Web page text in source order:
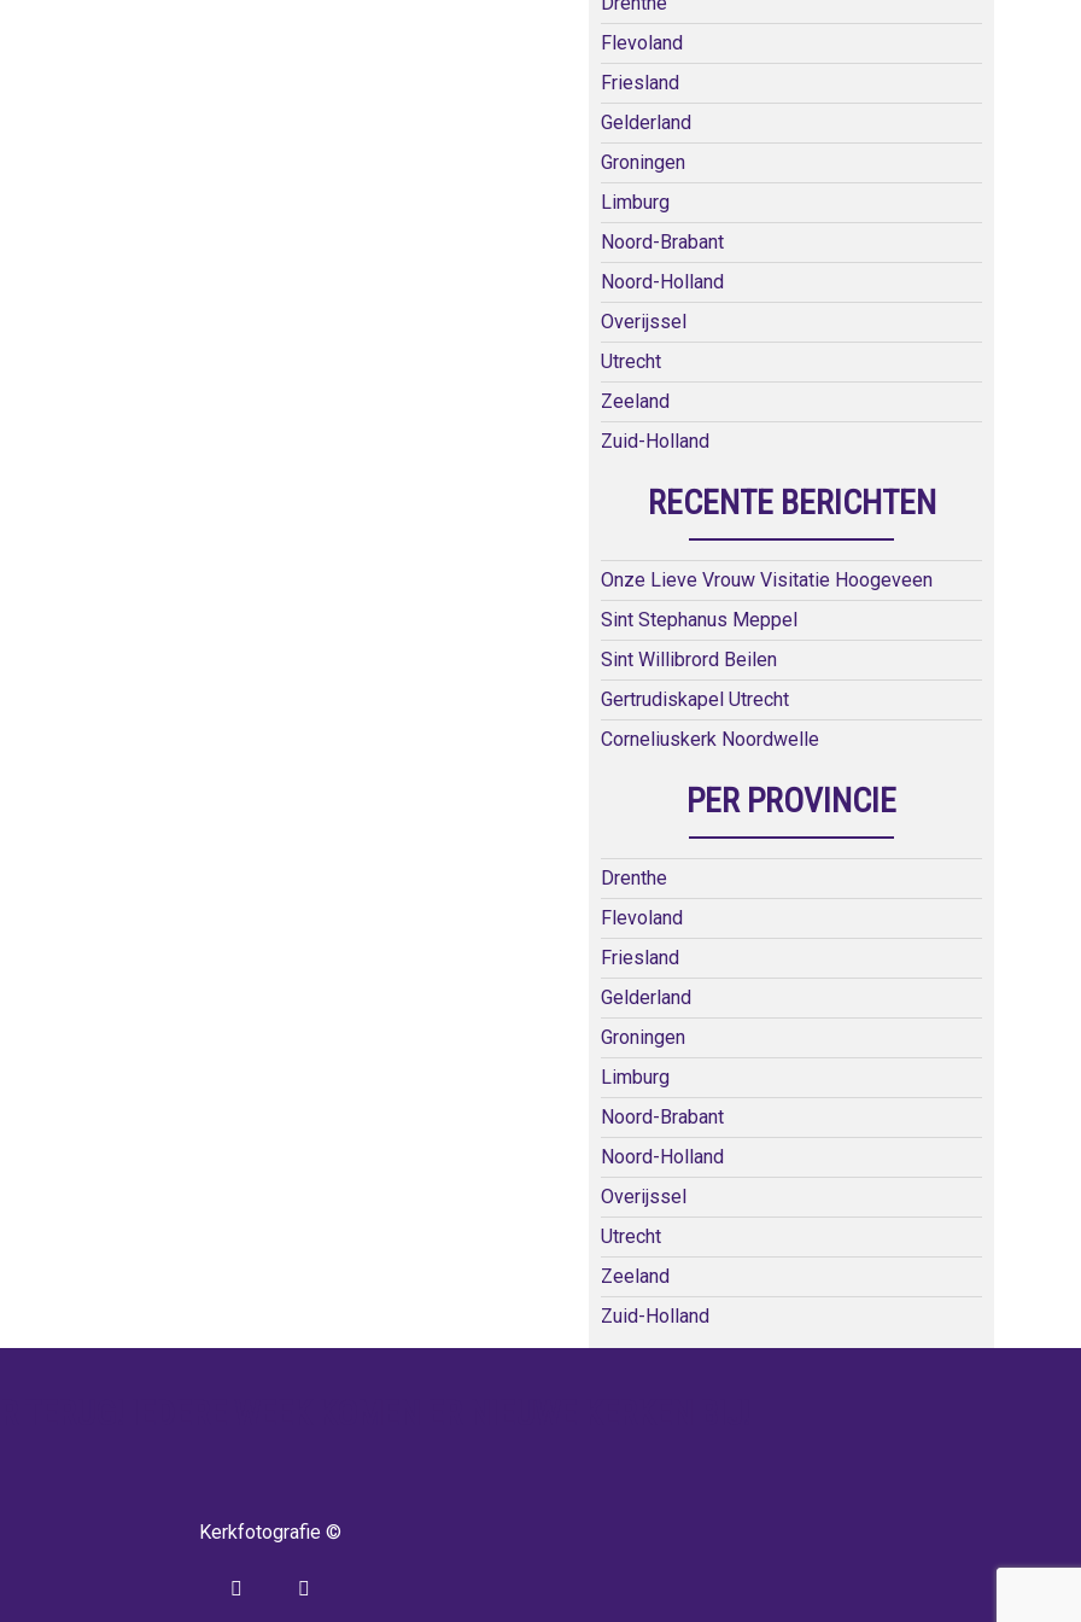
Flevoland
Friesland
Gelderland
Groningen
Limburg
Noord-Brabant
Noord-Holland
Overijssel
Utrecht
Zeeland
Zuid-Holland
RECENTE BERICHTEN
Onze Lieve Vrouw Visitatie Hoogeveen
Sint Stephanus Meppel
Sint Willibrord Beilen
Gertrudiskapel Utrecht
Corneliuskerk Noordwelle
PER PROVINCIE
Drenthe
Flevoland
Friesland
Gelderland
Groningen
Limburg
Noord-Brabant
Noord-Holland
Overijssel
Utrecht
Zeeland
Zuid-Holland
Kerkfotografie ©